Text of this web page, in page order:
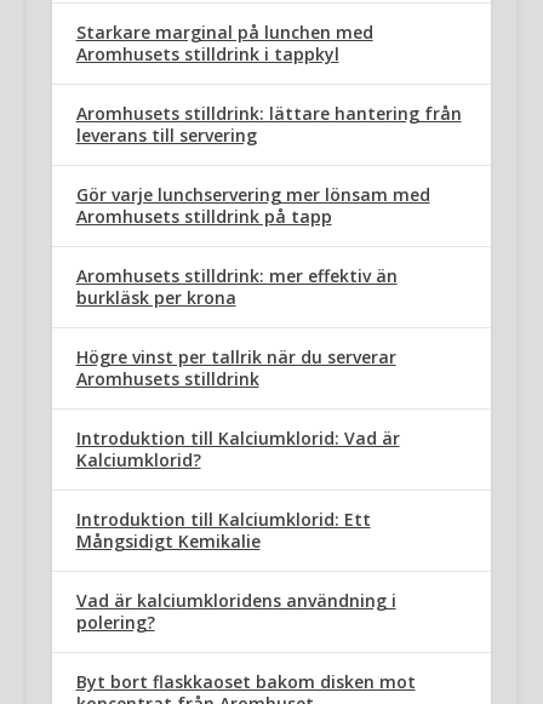
Starkare marginal på lunchen med
Aromhusets stilldrink i tappkyl
Aromhusets stilldrink: lättare hantering från
leverans till servering
Gör varje lunchservering mer lönsam med
Aromhusets stilldrink på tapp
Aromhusets stilldrink: mer effektiv än
burkläsk per krona
Högre vinst per tallrik när du serverar
Aromhusets stilldrink
Introduktion till Kalciumklorid: Vad är
Kalciumklorid?
Introduktion till Kalciumklorid: Ett
Mångsidigt Kemikalie
Vad är kalciumkloridens användning i
polering?
Byt bort flaskkaoset bakom disken mot